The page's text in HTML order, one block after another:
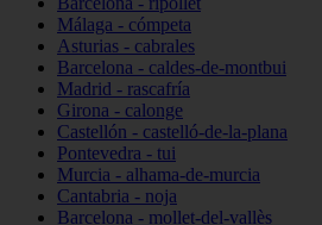
Málaga - cómpeta
Asturias - cabrales
Barcelona - caldes-de-montbui
Madrid - rascafría
Girona - calonge
Castellón - castelló-de-la-plana
Pontevedra - tui
Murcia - alhama-de-murcia
Cantabria - noja
Barcelona - mollet-del-vallès